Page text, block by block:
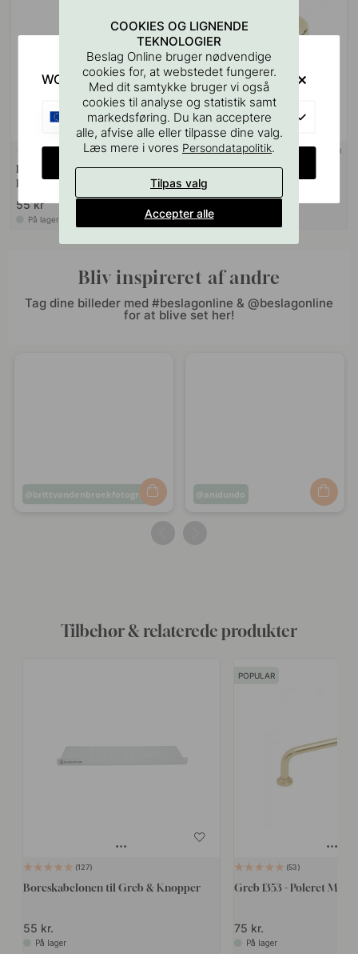
Boreskabelonen til Greb &
Knopper
55 kr
På lager
5 + FARVER
Knop 2078 - Poleret Messing
På lager
Bliv inspireret af andre
Tag dine billeder med #beslagonline & @beslagonline
for at blive set her!
Opslag
brittvandenbroekfotografie
Opslag
anidundo
Tilbehør & relaterede produkter
127
Boreskabelonen til Greb & Knopper
55 kr.
På lager
POPULAR
53
Greb 1353 - Poleret
75 kr.
På lager
COOKIES OG LIGNENDE
TEKNOLOGIER
Beslag Online bruger nødvendige
cookies for, at webstedet fungerer.
Med dit samtykke bruger vi også
cookies til analyse og statistik samt
markedsføring. Du kan acceptere
alle, afvise alle eller tilpasse dine valg.
Læs mere i vores Persondatapolitik.
Tilpas valg
Accepter alle
WOULD YOU RATHER VISIT?
EU